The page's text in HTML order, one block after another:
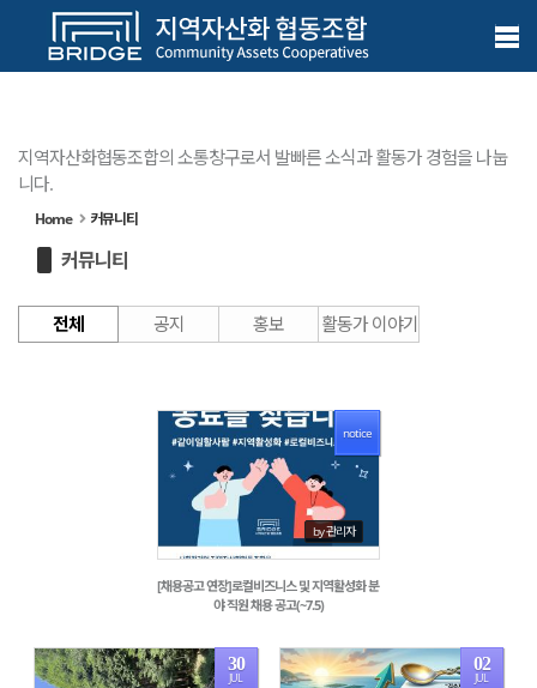
메뉴 건너뛰기
지역자산화협동조합의 소통창구로서 발빠른 소식과 활동가 경험을 나눕
니다.
Home 커뮤니티
커뮤니티
전체 공지 홍보 활동가 이야기
notice
by 관리자
1593
[채용공고 연장]로컬비즈니스 및 지역활성화 분
야 직원 채용 공고(~7.5)
30
JUL
02
JUL